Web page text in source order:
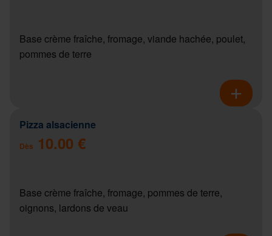
Base crème fraîche, fromage, viande hachée, poulet,
pommes de terre
Pizza alsacienne
Dès 10.00 €
Base crème fraîche, fromage, pommes de terre,
oignons, lardons de veau